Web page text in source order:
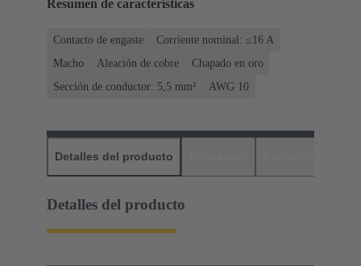
Resumen de características
Contacto de engaste
Corriente nominal: ≤16 A
Macho
Aleación de cobre
Chapado en oro
Sección de conductor: 5,5 mm²
AWG 10
Detalles del producto
Detalles del producto